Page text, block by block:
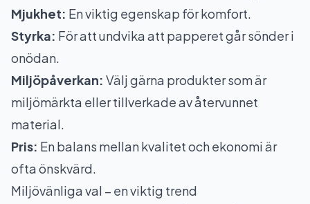
Mjukhet: En viktig egenskap för komfort.
Styrka: För att undvika att papperet går sönder i
onödan.
Miljöpåverkan: Välj gärna produkter som är
miljömärkta eller tillverkade av återvunnet
material.
Pris: En balans mellan kvalitet och ekonomi är
ofta önskvärd.
Miljövänliga val – en viktig trend